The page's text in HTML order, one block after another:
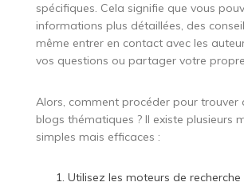
spécifiques. Cela signifie que vous
informations plus détaillées, des
même entrer en contact avec les
vos questions ou partager votre
Alors, comment procéder pour trouver
blogs thématiques ? Il existe plusieurs
simples mais efficaces :
Utilisez les moteurs de recherche